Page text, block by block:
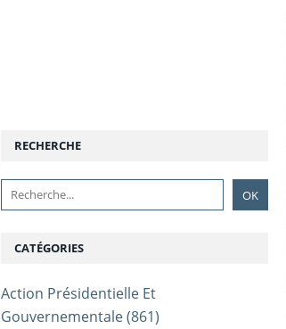
RECHERCHE
CATÉGORIES
Action Présidentielle Et
Gouvernementale(861)